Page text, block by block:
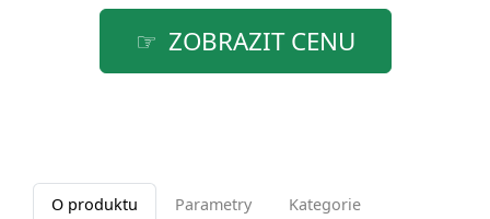
ZOBRAZIT CENU
O produktu Parametry Kategorie